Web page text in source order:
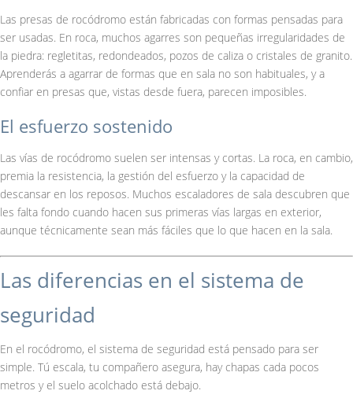
Las presas de rocódromo están fabricadas con formas pensadas para
ser usadas. En roca, muchos agarres son pequeñas irregularidades de
la piedra: regletitas, redondeados, pozos de caliza o cristales de granito.
Aprenderás a agarrar de formas que en sala no son habituales, y a
confiar en presas que, vistas desde fuera, parecen imposibles.
El esfuerzo sostenido
Las vías de rocódromo suelen ser intensas y cortas. La roca, en cambio,
premia la resistencia, la gestión del esfuerzo y la capacidad de
descansar en los reposos. Muchos escaladores de sala descubren que
les falta fondo cuando hacen sus primeras vías largas en exterior,
aunque técnicamente sean más fáciles que lo que hacen en la sala.
Las diferencias en el sistema de
seguridad
En el rocódromo, el sistema de seguridad está pensado para ser
simple. Tú escala, tu compañero asegura, hay chapas cada pocos
metros y el suelo acolchado está debajo.